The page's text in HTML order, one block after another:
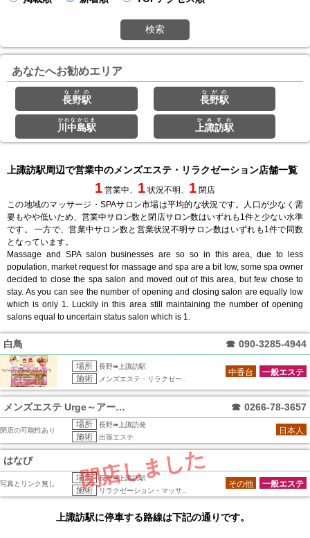
検索
あなたへお勧めエリア
長野駅
ながの
長野駅
ながの
川中島駅
かわなかじま
上諏訪駅
かみすわ
上諏訪駅周辺で営業中のメンズエステ・リラクゼーション店舗一覧
1 営業中、 1 状況不明、 1 閉店
この地域のマッサージ・SPAサロン市場は平均的な状況です。人口が少なく需
要もやや低いため、営業中サロン数と閉店サロン数はいずれも1件と少ない水準
です。 一方で、営業中サロン数と営業状況不明サロン数はいずれも1件で同数
となっています。
Massage and SPA salon businesses are so so in this area, due to less
population, market request for massage and spa are a bit low, some spa owner
decided to close the spa salon and moved out of this area, but few chose to
stay. As you can see the number of opening and closing salon are equally low
which is only 1. Luckily in this area still maintaining the number of opening
salons equal to uncertain status salon which is 1.
白鳥 ☎ 090-3285-4944
場所 長野➠上諏訪駅
施術 メンズエステ・リラクゼー..
一般エステ
中香台
メンズエステ Urge～アージ～ ☎ 0266-78-3657
閉店の可能性あり
場所 長野➠上諏訪発
施術 出張エステ
日本人
閉店しました
はなび
写真とリンク無し
場所 長野➠上諏訪駅
施術 リラクゼーション・マッサ..
一般エステ
その他
上諏訪駅に停車する路線は下記の通りです。